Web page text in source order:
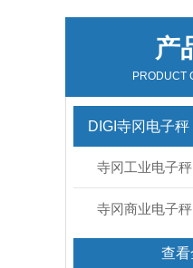
产
PRODUCT
DIGI寺冈电子秤
寺冈工业电子秤
寺冈商业电子秤
查看